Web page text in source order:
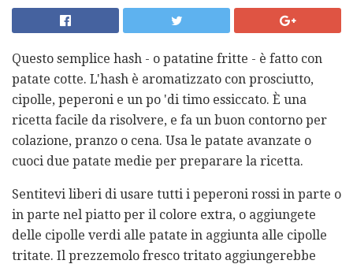
Questo semplice hash - o patatine fritte - è fatto con
patate cotte. L'hash è aromatizzato con prosciutto,
cipolle, peperoni e un po 'di timo essiccato. È una
ricetta facile da risolvere, e fa un buon contorno per
colazione, pranzo o cena. Usa le patate avanzate o
cuoci due patate medie per preparare la ricetta.
Sentitevi liberi di usare tutti i peperoni rossi in parte o
in parte nel piatto per il colore extra, o aggiungete
delle cipolle verdi alle patate in aggiunta alle cipolle
tritate. Il prezzemolo fresco tritato aggiungerebbe